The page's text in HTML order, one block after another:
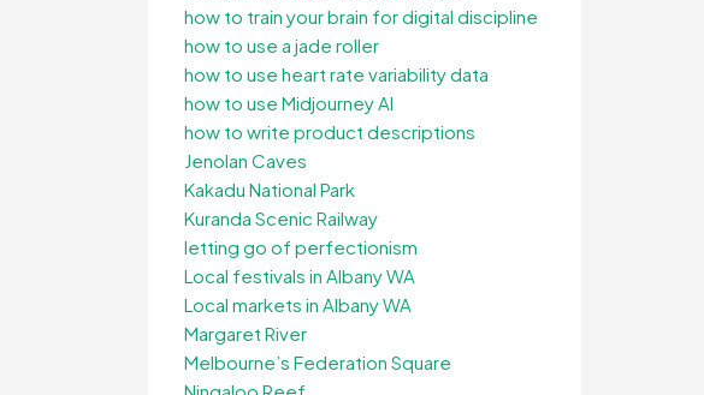
how to train your brain for digital discipline
how to use a jade roller
how to use heart rate variability data
how to use Midjourney AI
how to write product descriptions
Jenolan Caves
Kakadu National Park
Kuranda Scenic Railway
letting go of perfectionism
Local festivals in Albany WA
Local markets in Albany WA
Margaret River
Melbourne’s Federation Square